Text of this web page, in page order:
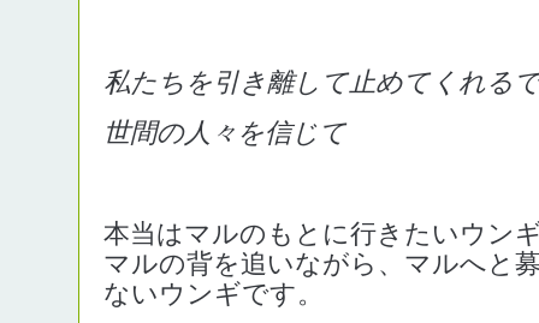
私たちを引き離して止めてくれる
世間の人々を信じて
本当はマルのもとに行きたいウン
マルの背を追いながら、マルへと
ないウンギです。